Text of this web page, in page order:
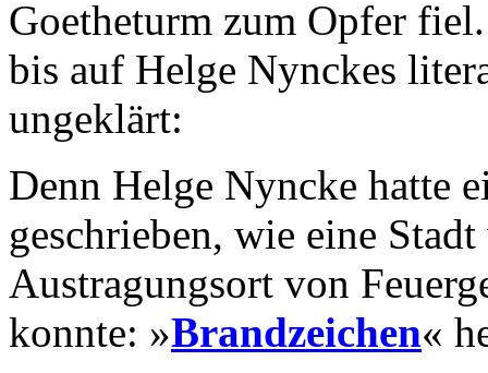
Goetheturm zum Opfer
bis auf Helge Nynckes
ungeklärt:
Denn Helge Nyncke hatte
geschrieben, wie eine
Austragungsort von
konnte: »Brandzeichen«